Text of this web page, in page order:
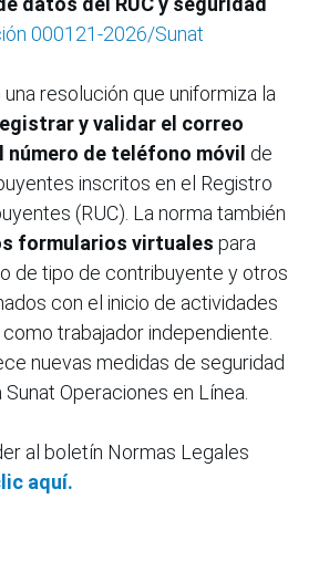
000121-2026/Sunat
resolución que uniformiza la
y validar el correo
de teléfono móvil de
inscritos en el Registro
(RUC). La norma también
formularios virtuales para
de tipo de contribuyente y otros
con el inicio de actividades
trabajador independiente.
nuevas medidas de seguridad
Operaciones en Línea.
al boletín Normas Legales
aquí.